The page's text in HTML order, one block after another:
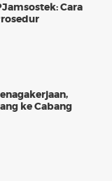
Cara
ke Cabang